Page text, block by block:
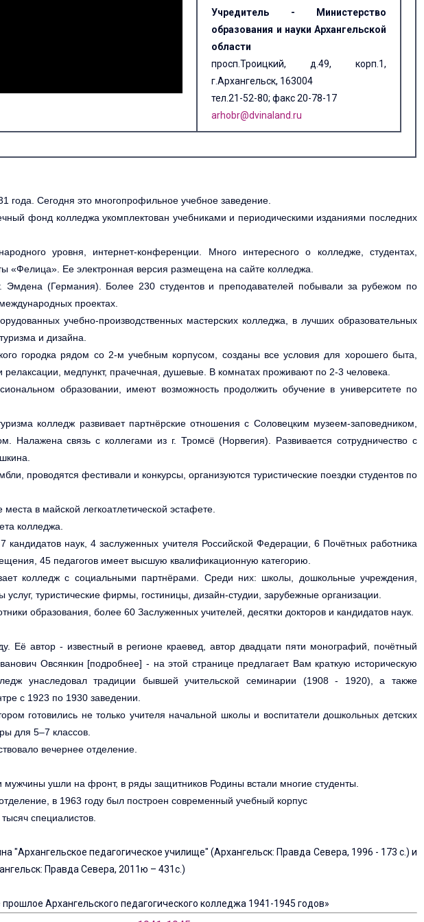
Учредитель - Министерство
образования и науки Архангельской
области
просп.Троицкий, д.49, корп.1,
г.Архангельск, 163004
тел.21-52-80; факс 20-78-17
arhobr@dvinaland.ru
года. Сегодня это многопрофильное учебное заведение.
фонд колледжа укомплектован учебниками и периодическими изданиями последних
уровня, интернет-конференции. Много интересного о колледже, студентах,
«Фелица». Ее электронная версия размещена на сайте колледжа.
Эмдена (Германия). Более 230 студентов и преподавателей побывали за рубежом по
проектах.
учебно-производственных мастерских колледжа, в лучших образовательных
и дизайна.
городка рядом со 2-м учебным корпусом, созданы все условия для хорошего быта,
релаксации, медпункт, прачечная, душевые. В комнатах проживают по 2-3 человека.
образовании, имеют возможность продолжить обучение в университете по
колледж развивает партнёрские отношения с Соловецким музеем-заповедником,
Налажена связь с коллегами из г. Тромсё (Норвегия). Развивается сотрудничество с
проводятся фестивали и конкурсы, организуются туристические поездки студентов по
в майской легкоатлетической эстафете.
колледжа.
наук, 4 заслуженных учителя Российской Федерации, 6 Почётных работника
45 педагогов имеет высшую квалификационную категорию.
колледж с социальными партнёрами. Среди них: школы, дошкольные учреждения,
туристические фирмы, гостиницы, дизайн-студии, зарубежные организации.
образования, более 60 Заслуженных учителей, десятки докторов и кандидатов наук.
Её автор - известный в регионе краевед, автор двадцати пяти монографий, почётный
Овсянкин [подробнее] - на этой странице предлагает Вам краткую историческую
унаследовал традиции бывшей учительской семинарии (1908 - 1920), а также
с 1923 по 1930 заведении.
готовились не только учителя начальной школы и воспитатели дошкольных детских
для 5–7 классов.
вечернее отделение.
ушли на фронт, в ряды защитников Родины встали многие студенты.
в 1963 году был построен современный учебный корпус
специалистов.
"Архангельское педагогическое училище" (Архангельск: Правда Севера, 1996 - 173 с.) и
Правда Севера, 2011ю – 431с.)
Архангельского педагогического колледжа 1941-1945 годов»